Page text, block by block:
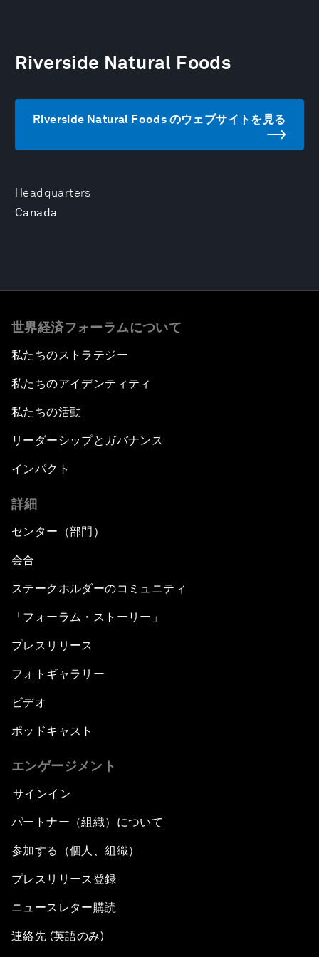
Headquarters
Canada
Riverside Natural Foods
Riverside Natural Foods のウェブサイトを見る
世界経済フォーラムについて
私たちのストラテジー
私たちのアイデンティティ
私たちの活動
リーダーシップとガバナンス
インパクト
詳細
センター（部門）
会合
ステークホルダーのコミュニティ
「フォーラム・ストーリー」
プレスリリース
フォトギャラリー
ビデオ
ポッドキャスト
エンゲージメント
サインイン
パートナー（組織）について
参加する（個人、組織）
プレスリリース登録
ニュースレター購読
連絡先 (英語のみ)